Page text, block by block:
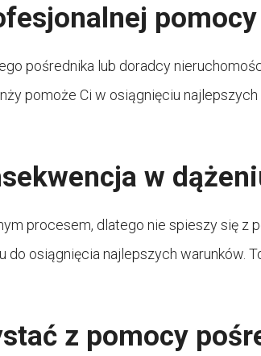
pomocy
pośrednika lub doradcy
pomoże Ci w osiągnięciu
w
procesem, dlatego nie spieszy się z
osiągnięcia najlepszych warunków.
z pomocy